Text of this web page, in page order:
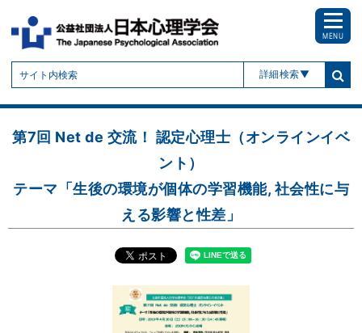
詳細検索
MENU
第7回 Net de 交流！ 認定心理士（オンラインイベ
ント）
テーマ「生後の環境が個体の学習機能, 社会性に与
える影響と性差」